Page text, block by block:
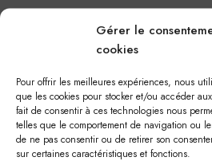
Gérer le
cookies
Pour offrir les meilleures expériences, nous
que les cookies pour stocker et/ou accéder
fait de consentir à ces technologies nous
telles que le comportement de navigation ou
de ne pas consentir ou de retirer son
sur certaines caractéristiques et fonctions.
Côtes du Rhône
Domaine Guigal
Pinot Noir Terre Sauvage
Château Gilbert / Gaillard